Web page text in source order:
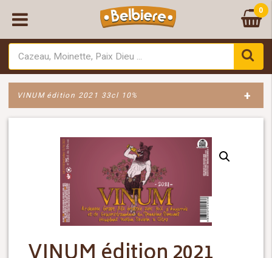
0
VINUM édition 2021 33cl 10% +